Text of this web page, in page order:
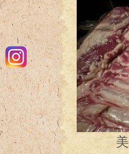
美味